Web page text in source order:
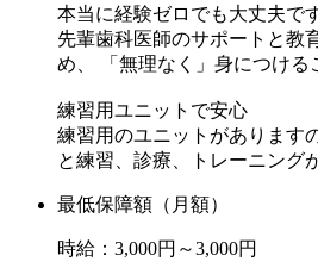
本来これは大変不名誉なことです。
同じことを繰り返せば、当然患者
者様が歯を失う可能性を高めるお
ります。
当院では、一人の患者様の一カ所
標として丁寧な治療を心がけてい
【歯科医療の発展に貢献する 】
本当に経験ゼロでも大丈夫で
先輩歯科医師のサポートと教
め、 「無理なく」身につける
練習用ユニットで安心
練習用のユニットがあります
と練習、診療、トレーニング
最低保障額（月額）
時給：3,000円～3,000円